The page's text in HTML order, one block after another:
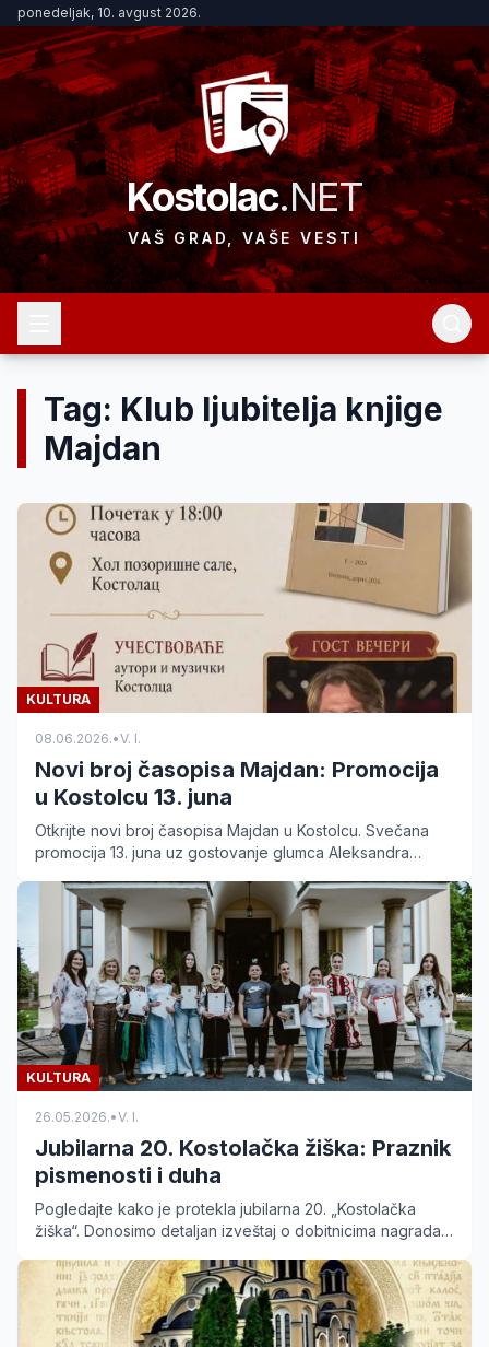
ponedeljak, 10. avgust 2026.
Kostolac.NET
VAŠ GRAD, VAŠE VESTI
Tag: Klub ljubitelja knjige
Majdan
KULTURA
08.06.2026.•V. I.
Novi broj časopisa Majdan: Promocija
u Kostolcu 13. juna
Otkrijte novi broj časopisa Majdan u Kostolcu. Svečana
promocija 13. juna uz gostovanje glumca Aleksandra
KULTURA
26.05.2026.•V. I.
Jubilarna 20. Kostolačka žiška: Praznik
pismenosti i duha
Pogledajte kako je protekla jubilarna 20. „Kostolačka
žiška“. Donosimo detaljan izveštaj o dobitnicima nagrada i